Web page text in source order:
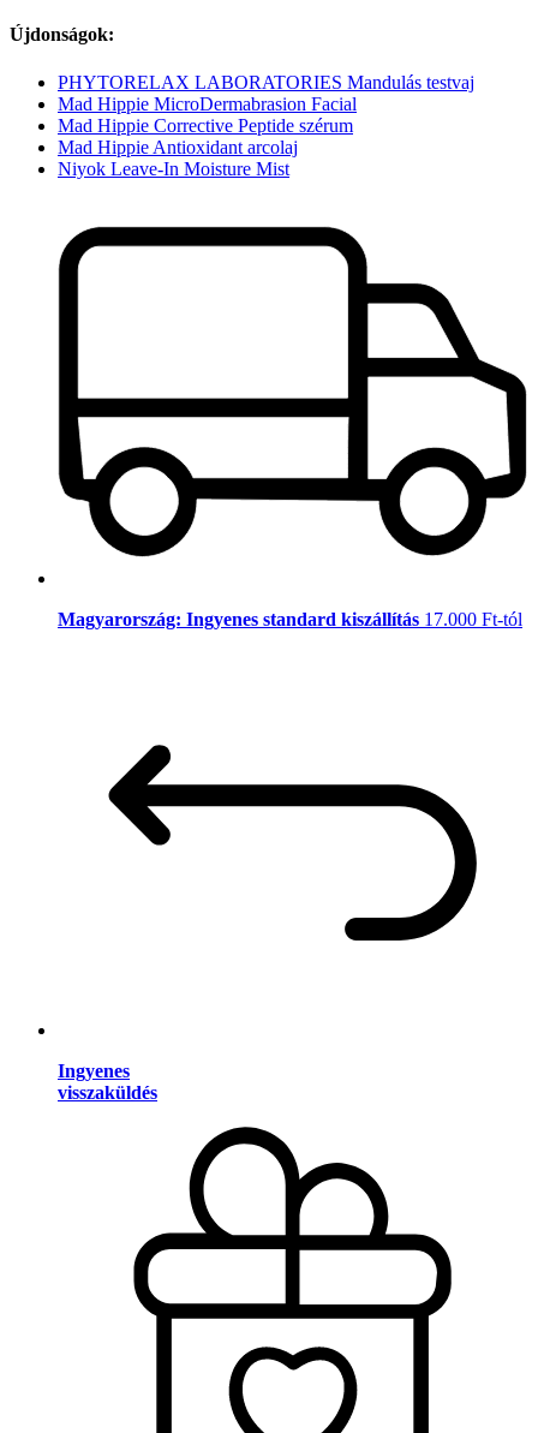
Újdonságok:
PHYTORELAX LABORATORIES Mandulás testvaj
Mad Hippie MicroDermabrasion Facial
Mad Hippie Corrective Peptide szérum
Mad Hippie Antioxidant arcolaj
Niyok Leave-In Moisture Mist
Magyarország: Ingyenes standard kiszállítás 17.000 Ft-tól
Ingyenes
visszaküldés